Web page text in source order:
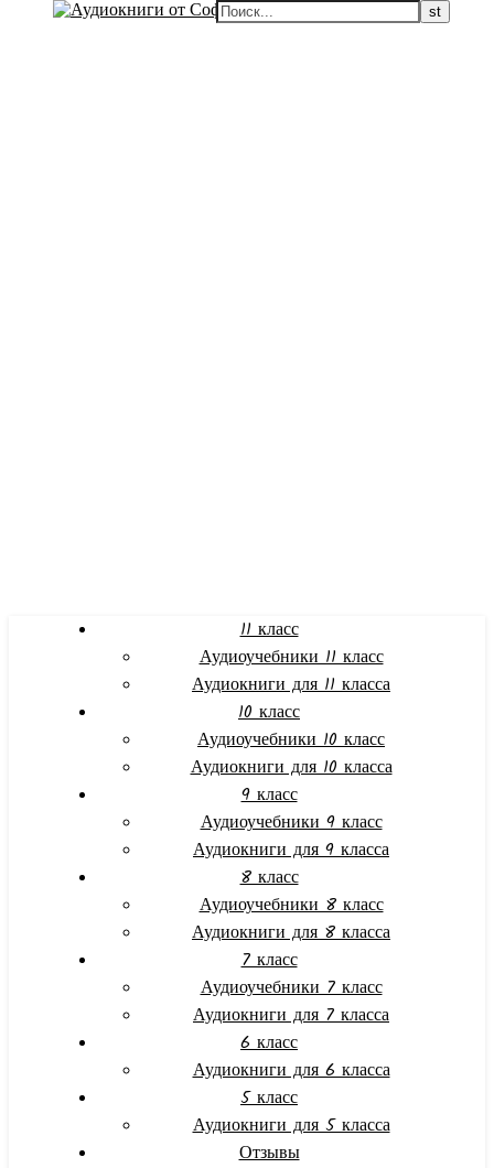
11 класс
Аудиоучебники 11 класс
Аудиокниги для 11 класса
10 класс
Аудиоучебники 10 класс
Аудиокниги для 10 класса
9 класс
Аудиоучебники 9 класс
Аудиокниги для 9 класса
8 класс
Аудиоучебники 8 класс
Аудиокниги для 8 класса
7 класс
Аудиоучебники 7 класс
Аудиокниги для 7 класса
6 класс
Аудиокниги для 6 класса
5 класс
Аудиокниги для 5 класса
Отзывы